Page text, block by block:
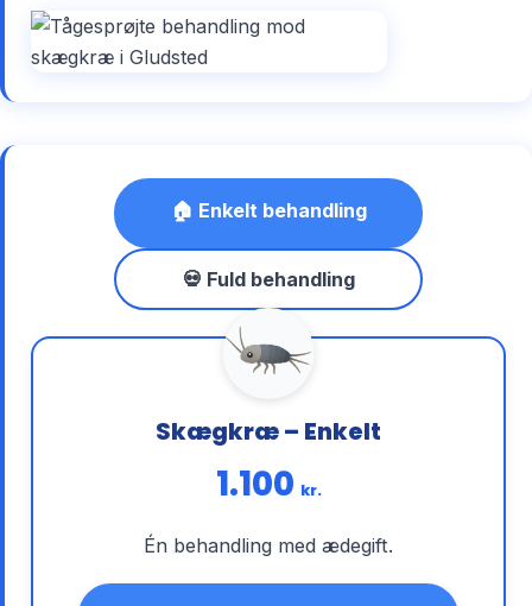
🏠 Enkelt behandling
💀 Fuld behandling
Skægkræ – Enkelt
1.100 kr.
Én behandling med ædegift.